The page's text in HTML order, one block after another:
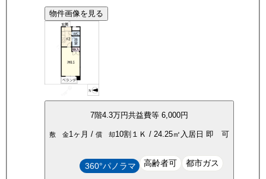
物件画像を見る
7階4.3万円共益費等6,000円
敷 金1ヶ月 /償 却10割 １Ｋ / 24.25㎡ 入居日即 可
360°パノラマ 高齢者可 都市ガス